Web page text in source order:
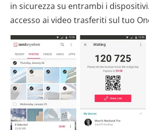
in sicurezza su entrambi i
accesso ai video trasferiti sul tuo